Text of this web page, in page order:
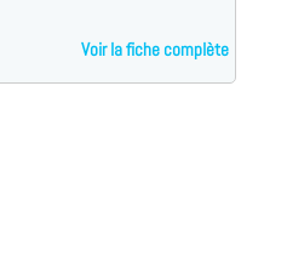
Voir la fiche complète